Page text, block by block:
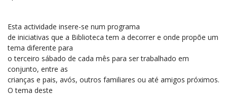
Esta actividade insere-se num programa
de iniciativas que a Biblioteca tem a decorrer e onde propõe um
tema diferente para
o terceiro sábado de cada mês para ser trabalhado em
conjunto, entre as
crianças e pais, avós, outros familiares ou até amigos próximos.
O tema deste